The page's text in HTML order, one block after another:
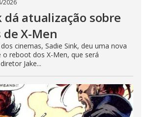
2026
dá atualização sobre
X-Men
cinemas, Sadie Sink, deu uma nova
o reboot dos X-Men, que será
Jake...